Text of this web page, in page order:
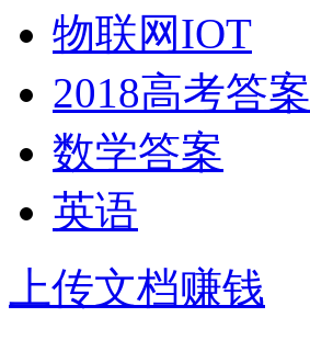
物联网IOT
2018高考答案
数学答案
英语
上传文档赚钱